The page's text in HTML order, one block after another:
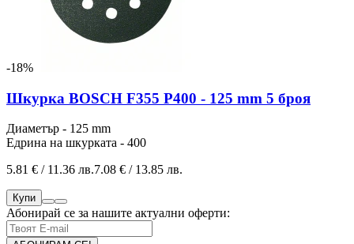
-18%
Шкурка BOSCH F355 P400 - 125 mm 5 броя
Диаметър - 125 mm
Едрина на шкурката - 400
5.81 € / 11.36 лв.7.08 € / 13.85 лв.
Купи
Абонирай се за нашите актуални оферти: